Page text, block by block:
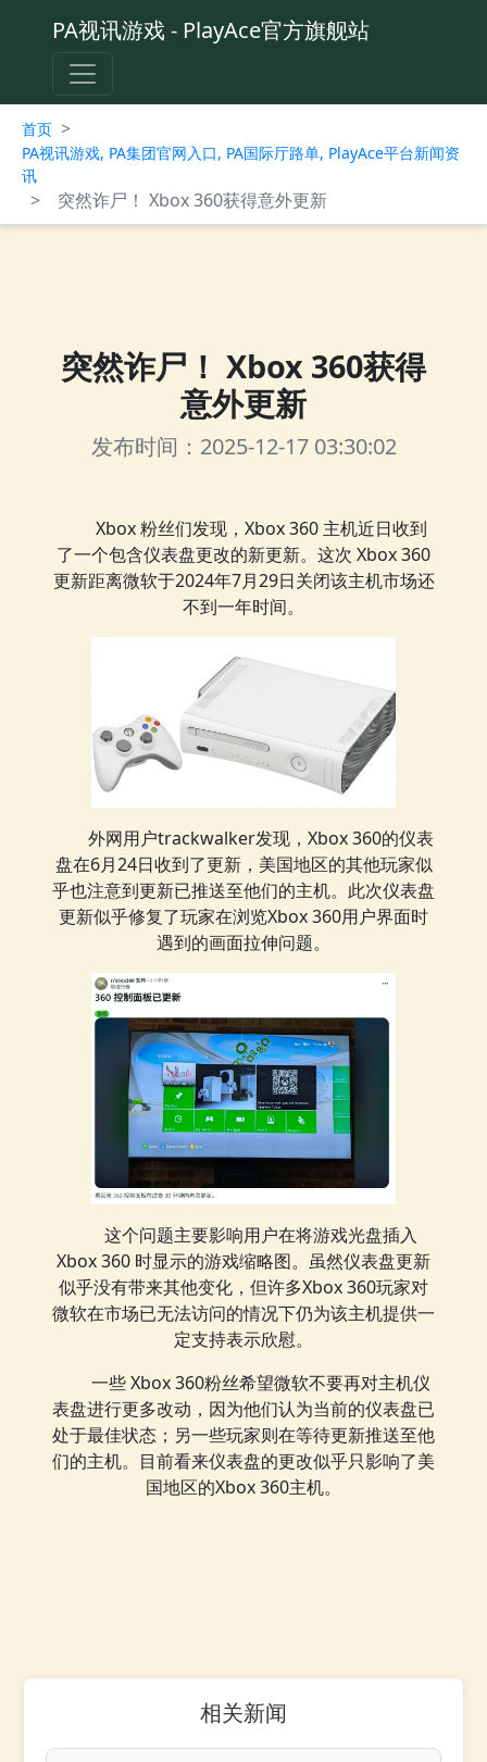
PA视讯游戏 - PlayAce官方旗舰站
首页 >
PA视讯游戏, PA集团官网入口, PA国际厅路单, PlayAce平台新闻资
讯
> 突然诈尸！ Xbox 360获得意外更新
突然诈尸！ Xbox 360获得
意外更新
发布时间：2025-12-17 03:30:02
Xbox 粉丝们发现，Xbox 360 主机近日收到
了一个包含仪表盘更改的新更新。这次 Xbox 360
更新距离微软于2024年7月29日关闭该主机市场还
不到一年时间。
外网用户trackwalker发现，Xbox 360的仪表
盘在6月24日收到了更新，美国地区的其他玩家似
乎也注意到更新已推送至他们的主机。此次仪表盘
更新似乎修复了玩家在浏览Xbox 360用户界面时
遇到的画面拉伸问题。
这个问题主要影响用户在将游戏光盘插入
Xbox 360 时显示的游戏缩略图。虽然仪表盘更新
似乎没有带来其他变化，但许多Xbox 360玩家对
微软在市场已无法访问的情况下仍为该主机提供一
定支持表示欣慰。
一些 Xbox 360粉丝希望微软不要再对主机仪
表盘进行更多改动，因为他们认为当前的仪表盘已
处于最佳状态；另一些玩家则在等待更新推送至他
们的主机。目前看来仪表盘的更改似乎只影响了美
国地区的Xbox 360主机。
相关新闻